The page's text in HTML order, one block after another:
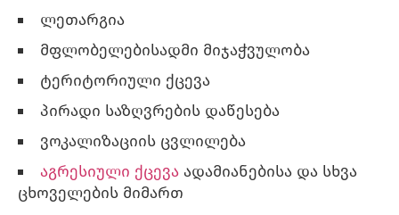
ლეთარგია
მფლობელებისადმი მიჯაჭვულობა
ტერიტორიული ქცევა
პირადი საზღვრების დაწესება
ვოკალიზაციის ცვლილება
აგრესიული ქცევა ადამიანებისა და სხვა
ცხოველების მიმართ